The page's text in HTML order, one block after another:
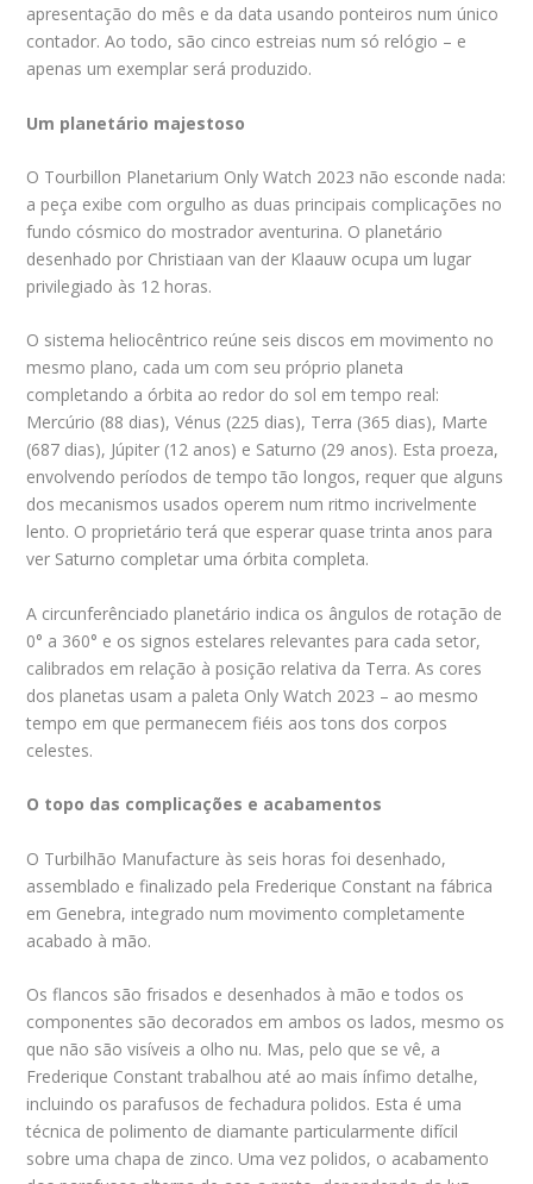
apresentação do mês e da data usando ponteiros num único
contador. Ao todo, são cinco estreias num só relógio – e
apenas um exemplar será produzido.
Um planetário majestoso
O Tourbillon Planetarium Only Watch 2023 não esconde nada:
a peça exibe com orgulho as duas principais complicações no
fundo cósmico do mostrador aventurina. O planetário
desenhado por Christiaan van der Klaauw ocupa um lugar
privilegiado às 12 horas.
O sistema heliocêntrico reúne seis discos em movimento no
mesmo plano, cada um com seu próprio planeta
completando a órbita ao redor do sol em tempo real:
Mercúrio (88 dias), Vénus (225 dias), Terra (365 dias), Marte
(687 dias), Júpiter (12 anos) e Saturno (29 anos). Esta proeza,
envolvendo períodos de tempo tão longos, requer que alguns
dos mecanismos usados operem num ritmo incrivelmente
lento. O proprietário terá que esperar quase trinta anos para
ver Saturno completar uma órbita completa.
A circunferênciado planetário indica os ângulos de rotação de
0° a 360° e os signos estelares relevantes para cada setor,
calibrados em relação à posição relativa da Terra. As cores
dos planetas usam a paleta Only Watch 2023 – ao mesmo
tempo em que permanecem fiéis aos tons dos corpos
celestes.
O topo das complicações e acabamentos
O Turbilhão Manufacture às seis horas foi desenhado,
assemblado e finalizado pela Frederique Constant na fábrica
em Genebra, integrado num movimento completamente
acabado à mão.
Os flancos são frisados ​​e desenhados à mão e todos os
componentes são decorados em ambos os lados, mesmo os
que não são visíveis a olho nu. Mas, pelo que se vê, a
Frederique Constant trabalhou até ao mais ínfimo detalhe,
incluindo os parafusos de fechadura polidos. Esta é uma
técnica de polimento de diamante particularmente difícil
sobre uma chapa de zinco. Uma vez polidos, o acabamento